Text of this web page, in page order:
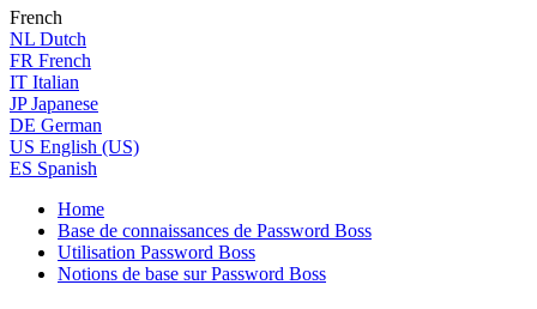
French
NL Dutch
FR French
IT Italian
JP Japanese
DE German
US English (US)
ES Spanish
Home
Base de connaissances de Password Boss
Utilisation Password Boss
Notions de base sur Password Boss